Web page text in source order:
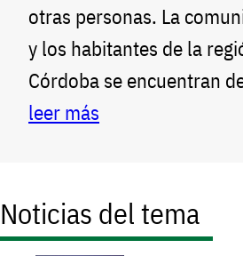
otras personas. La
y los habitantes de la
Córdoba se encuentran
leer más
Noticias del tema